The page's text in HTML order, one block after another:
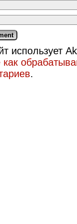
использует
как
.